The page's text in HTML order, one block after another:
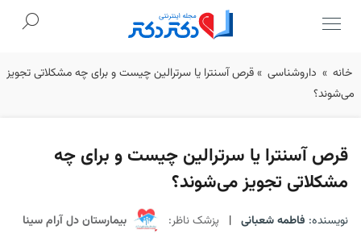
Skip
خانه » داروشناسی »قرص آسنترا یا سرترالین چیست و برای چه مشکلاتی تجویز
می‌شوند؟
قرص آسنترا یا سرترالین چیست و برای چه
مشکلاتی تجویز می‌شوند؟
نویسنده: فاطمه شعبانی | پزشک ناظر:
بیمارستان دل آرام سینا